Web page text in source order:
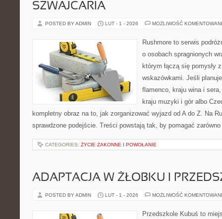
SZWAJCARIA
POSTED BY ADMIN LUT - 1 - 2026 MOŻLIWOŚĆ
Rushmore to serwis
o osobach spragnionych
którym łączą się pomysły
wskazówkami. Jeśli
flamenco, kraju wina i
kraju muzyki i gór albo
kompletny obraz na to, jak zorganizować wyjazd od A do Z. Na
sprawdzone podejście. Treści powstają tak, by pomagać
CATEGORIES: ŻYCIE ZAKONNE I POWOŁANIE
ADAPTACJA W ŻŁOBKU I
POSTED BY ADMIN LUT - 1 - 2026 MOŻLIWOŚĆ
Przedszkole Kubuś to